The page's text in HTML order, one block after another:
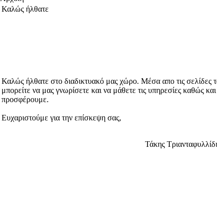
Καλώς ήλθατε
Καλώς ήλθατε στο διαδικτυακό μας χώρο. Μέσα απο τις σελίδες
μπορείτε να μας γνωρίσετε και να μάθετε τις υπηρεσίες καθώς
προσφέρουμε.
Ευχαριστούμε για την επίσκεψη σας,
Τάκης